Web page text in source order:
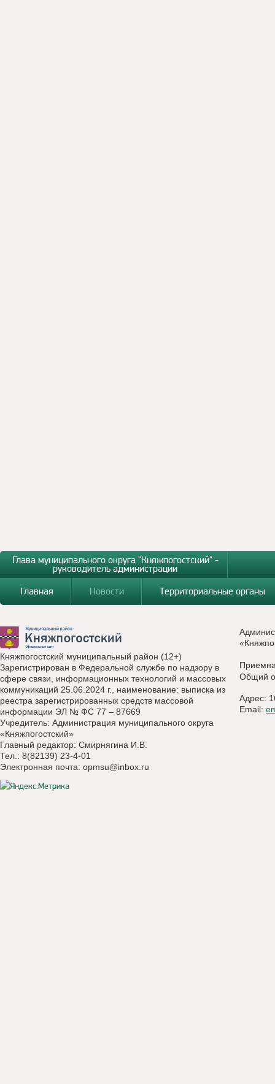
Глава муниципального округа "Княжпогостский" -
руководитель администрации
Главная
Новости Территориальные органы
Княжпогостский муниципальный район (12+)
Зарегистрирован в Федеральной службе по надзору в
сфере связи, информационных технологий и массовых
коммуникаций 25.06.2024 г., наименование: выписка из
реестра зарегистрированных средств массовой
информации ЭЛ № ФС 77 – 87669
Учредитель: Администрация муниципального округа
«Княжпогостский»
Главный редактор: Смирнягина И.В.
Тел.: 8(82139) 23-4-01
Электронная почта: opmsu@inbox.ru
Общий
Адрес:
Email: